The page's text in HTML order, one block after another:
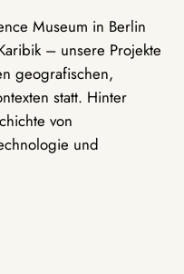
Museum in Berlin
– unsere Projekte
geografischen,
statt. Hinter
von
und